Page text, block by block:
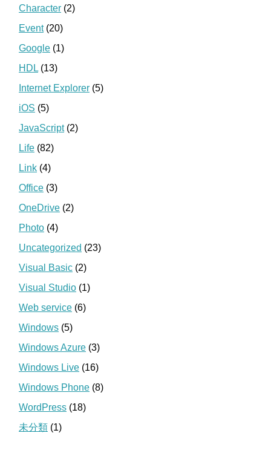
Character (2)
Event(20)
Google (1)
HDL (13)
Internet Explorer (5)
iOS (5)
JavaScript(2)
Life (82)
Link (4)
Office (3)
OneDrive (2)
Photo (4)
Uncategorized (23)
Visual Basic (2)
Visual Studio (1)
Web service (6)
Windows (5)
Windows Azure (3)
Windows Live (16)
Windows Phone (8)
WordPress (18)
未分類 (1)